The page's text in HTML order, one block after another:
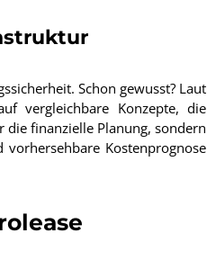
Schon gewusst? Laut
vergleichbare Konzepte, die
finanzielle Planung, sondern
Kostenprognose